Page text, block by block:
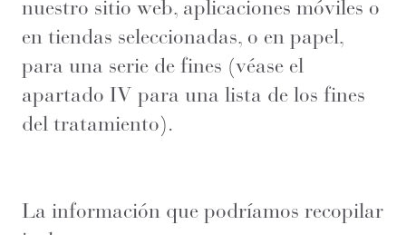
nuestro sitio web, aplicaciones móviles o
en tiendas seleccionadas, o en papel,
para una serie de fines (véase el
apartado IV para una lista de los fines
del tratamiento).
La información que podríamos recopilar